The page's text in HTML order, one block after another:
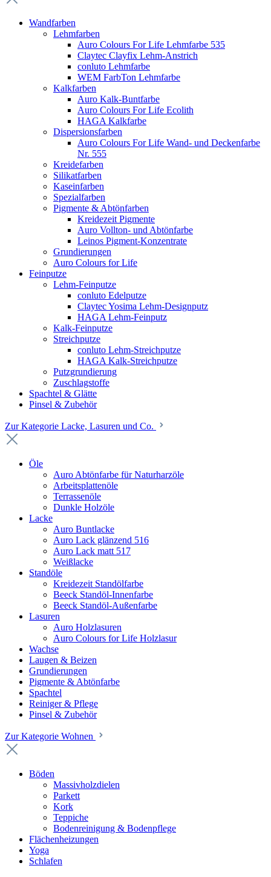
Wandfarben
Lehmfarben
Auro Colours For Life Lehmfarbe 535
Claytec Clayfix Lehm-Anstrich
conluto Lehmfarbe
WEM FarbTon Lehmfarbe
Kalkfarben
Auro Kalk-Buntfarbe
Auro Colours For Life Ecolith
HAGA Kalkfarbe
Dispersionsfarben
Auro Colours For Life Wand- und Deckenfarbe
Nr. 555
Kreidefarben
Silikatfarben
Kaseinfarben
Spezialfarben
Pigmente & Abtönfarben
Kreidezeit Pigmente
Auro Vollton- und Abtönfarbe
Leinos Pigment-Konzentrate
Grundierungen
Auro Colours for Life
Feinputze
Lehm-Feinputze
conluto Edelputze
Claytec Yosima Lehm-Designputz
HAGA Lehm-Feinputz
Kalk-Feinputze
Streichputze
conluto Lehm-Streichputze
HAGA Kalk-Streichputze
Putzgrundierung
Zuschlagstoffe
Spachtel & Glätte
Pinsel & Zubehör
Zur Kategorie Lacke, Lasuren und Co.
Öle
Auro Abtönfarbe für Naturharzöle
Arbeitsplattenöle
Terrassenöle
Dunkle Holzöle
Lacke
Auro Buntlacke
Auro Lack glänzend 516
Auro Lack matt 517
Weißlacke
Standöle
Kreidezeit Standölfarbe
Beeck Standöl-Innenfarbe
Beeck Standöl-Außenfarbe
Lasuren
Auro Holzlasuren
Auro Colours for Life Holzlasur
Wachse
Laugen & Beizen
Grundierungen
Pigmente & Abtönfarbe
Spachtel
Reiniger & Pflege
Pinsel & Zubehör
Zur Kategorie Wohnen
Böden
Massivholzdielen
Parkett
Kork
Teppiche
Bodenreinigung & Bodenpflege
Flächenheizungen
Yoga
Schlafen